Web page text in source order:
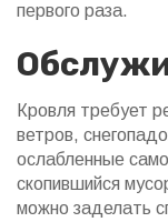
первого раза.
Кровля требует
ветров,
ослабленные
скопившийся
можно заделать